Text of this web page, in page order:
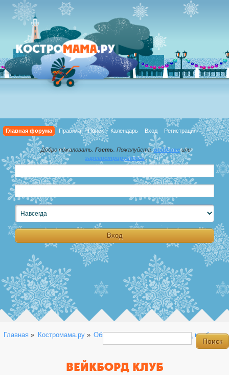
Главная форума Правила Поиск Календарь Вход Регистрация
Добро пожаловать, Гость . Пожалуйста,войдитеили
зарегистрируйтесь.
Главная » Костромама.ру» Общая» Болталка» Вейкборд клуб
ВЕЙКБОРД КЛУБ